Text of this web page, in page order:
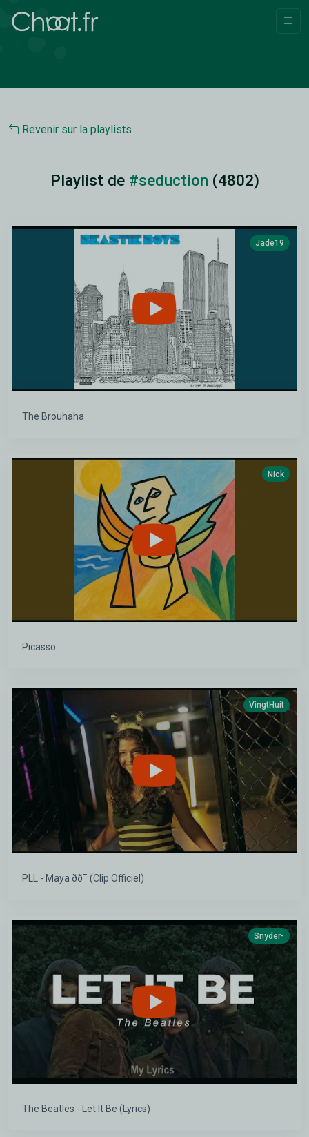
Revenir sur la playlists
Playlist de #seduction (4802)
Jade19
The Brouhaha
Nick
Picasso
VingtHuit
PLL - Maya ðð¯ (Clip Officiel)
Snyder-
The Beatles - Let It Be (Lyrics)